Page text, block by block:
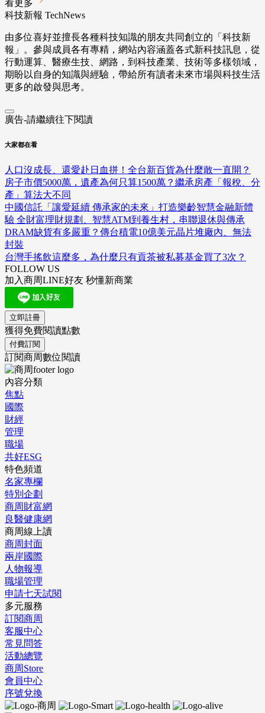
看更多
科技新報 TechNews
由多位喜好並擅長各種科技知識的朋友共同創立的「科技新
報」。參與成員各有專精，網站內容涵蓋各式新科技訊息，從
行動運算、醫療生技、網路，到科技產業、技術等多樣領域，
期盼以自身的知識與經驗，帶給所有讀者未來市場與科技生活
更多的啟發與思考。
廣告-請繼續往下閱讀
大家都在看
人口沒成長、還愛赴日血拼！全台新百貨為什麼敢一直開？
房子市價5000萬，遺產為何只算1500萬？繼承房產「報稅、分
產」算法大不同
中國信託「讓愛延續 傳承家的未來」打造樂齡智慧金融新體
驗 全財富理財規劃、智慧ATM到養生村，串聯退休與傳承
DRAM缺貨有多嚴重？傳台積電10億美元晶片堆廠內、無法
封裝
台灣手搖飲這麼多，為什麼只有貢茶被私募基金買了3次？
FOLLOW US
加入商周LINE好友 秒懂新商業
立即註冊
獲得免費閱讀點數
付費訂閱
訂閱商周數位閱讀
內容分類
焦點
國際
財經
管理
職場
共好ESG
特色頻道
名家專欄
特別企劃
商周財富網
良醫健康網
商周線上讀
商周封面
兩岸國際
人物報導
職場管理
申請七天試閱
多元服務
訂閱商周
客服中心
常見問答
活動總覽
商周Store
會員中心
序號兌換